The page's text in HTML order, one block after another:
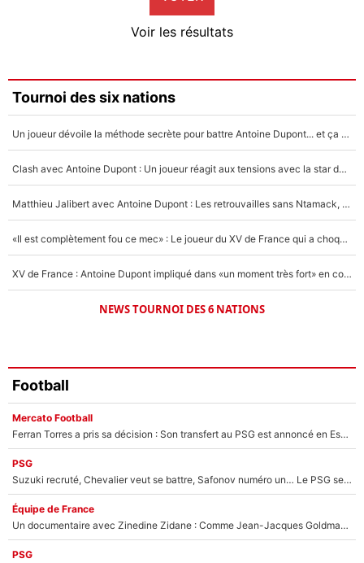
Faris Moumbagna
4%
Un autre joueur
5%
Voir les résultats
Tournoi des six nations
Un joueur dévoile la méthode secrète pour battre Antoine Dupont... et ça marche !
Clash avec Antoine Dupont : Un joueur réagit aux tensions avec la star du XV de France !
Matthieu Jalibert avec Antoine Dupont : Les retrouvailles sans Ntamack, «il y a eu des discussions»
«Il est complètement fou ce mec» : Le joueur du XV de France qui a choqué Matthieu Jalibert !
XV de France : Antoine Dupont impliqué dans «un moment très fort» en coulisses
NEWS TOURNOI DES 6 NATIONS
Football
Mercato Football
Ferran Torres a pris sa décision : Son transfert au PSG est annoncé en Espagne !
PSG
Suzuki recruté, Chevalier veut se battre, Safonov numéro un… Le PSG se lance encore dans un gros chantier pour le poste de gardien de but
Équipe de France
Un documentaire avec Zinedine Zidane : Comme Jean-Jacques Goldman et Mylène Farmer, le nouveau sélectionneur de l'équipe de France a recalé une journaliste très connue
PSG